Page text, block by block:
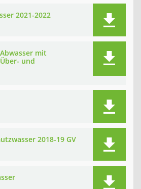
2021-2022
mit
und
2018-19 GV